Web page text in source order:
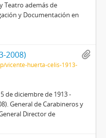
Teatro además de
y Documentación en
2008)
vicente-huerta-celis-1913-
de diciembre de 1913 -
General de Carabineros y
Director de